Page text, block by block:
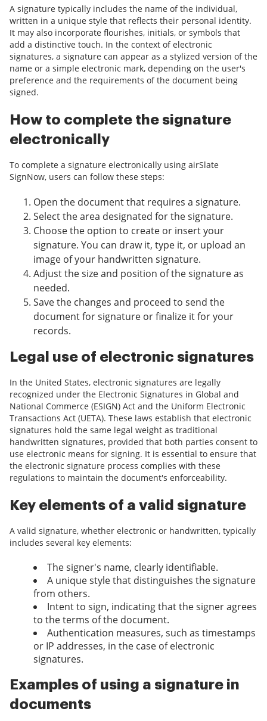
A signature typically includes the name of the individual,
written in a unique style that reflects their personal identity.
It may also incorporate flourishes, initials, or symbols that
add a distinctive touch. In the context of electronic
signatures, a signature can appear as a stylized version of the
name or a simple electronic mark, depending on the user's
preference and the requirements of the document being
signed.
How to complete the signature
electronically
To complete a signature electronically using airSlate
SignNow, users can follow these steps:
Open the document that requires a signature.
Select the area designated for the signature.
Choose the option to create or insert your
signature. You can draw it, type it, or upload an
image of your handwritten signature.
Adjust the size and position of the signature as
needed.
Save the changes and proceed to send the
document for signature or finalize it for your
records.
Legal use of electronic signatures
In the United States, electronic signatures are legally
recognized under the Electronic Signatures in Global and
National Commerce (ESIGN) Act and the Uniform Electronic
Transactions Act (UETA). These laws establish that electronic
signatures hold the same legal weight as traditional
handwritten signatures, provided that both parties consent to
use electronic means for signing. It is essential to ensure that
the electronic signature process complies with these
regulations to maintain the document's enforceability.
Key elements of a valid signature
A valid signature, whether electronic or handwritten, typically
includes several key elements:
The signer's name, clearly identifiable.
A unique style that distinguishes the signature
from others.
Intent to sign, indicating that the signer agrees
to the terms of the document.
Authentication measures, such as timestamps
or IP addresses, in the case of electronic
signatures.
Examples of using a signature in
documents